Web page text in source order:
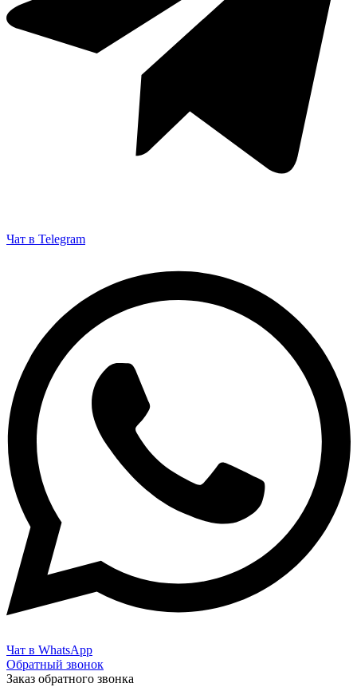
Чат в Telegram
Чат в WhatsApp
Обратный звонок
Заказ обратного звонка